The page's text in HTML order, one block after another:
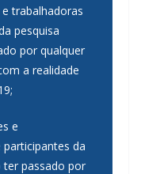
trabalhadoras
pesquisa
por qualquer
a realidade
e
da
ter passado por